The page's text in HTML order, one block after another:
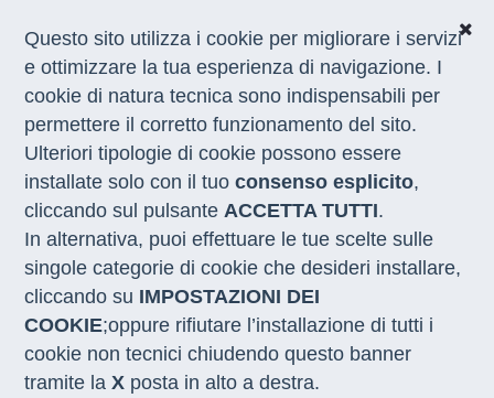
CHI SIAMO
COSA FACCIAMO
I NOSTRI SERVIZI
MEDIA
CON LE REGIONI
Home / Bandi / Archivio / Procedura di gara ai sensi dell’articolo 60,
del D.lgs. N. 50/2016 e s.m.i., così come previsto dall’art. 2 comma 2
del d.l. 76/2020 e s.m.i., per la selezione di uno o piu’ operatori
economici cui affidare le coperture assicurative vita e rimborso spese
mediche per ANPAL Servizi della durata di 36 mesi
Questo sito utilizza i cookie per migliorare i servizi
e ottimizzare la tua esperienza di navigazione. I
cookie di natura tecnica sono indispensabili per
permettere il corretto funzionamento del sito.
Ulteriori tipologie di cookie possono essere
installate solo con il tuoconsenso esplicito,
cliccando sul pulsanteACCETTA TUTTI.
In alternativa, puoi effettuare le tue scelte sulle
singole categorie di cookie che desideri installare,
cliccando su IMPOSTAZIONI DEI
COOKIE;oppure rifiutare l’installazione di tutti i
cookie non tecnici chiudendo questo banner
tramite laX posta in alto a destra.